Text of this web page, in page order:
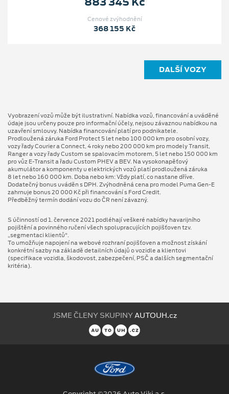
Cenové zvýhodnění
368 155 Kč
DALŠÍ VOZY
Vyobrazení vozů může být ilustrativní. Nabídka vozů, financování a uváděné
údaje jsou určeny pouze pro informační účely, nejsou závaznou nabídkou na
uzavření smlouvy. Nabídka financování platí pro podnikatele.
Prodloužená záruka Ford Protect 5 let nebo 100 000 km pro osobní vozy,
vozy řady Courier a Connect, 4 roky nebo 200 000 km pro modely Transit,
Ranger a vozy řady Custom se spalovacím motorem, 5 let nebo 150 000 km
pro vůz E-Transit a řadu Custom PHEV a BEV. Na vysokonapěťový
akumulátor a komponenty u elektrických vozů platí prodloužená záruka
8 let nebo 160 000 km. Doba nebo km: Vždy platí, co nastane dříve.
Dodatečný bonus uváděn s DPH. Zvýhodněná cena pro model Puma Gen⁠-⁠E
zahrnuje bonus 20 000 Kč při financování s Ford Credit.
Předběžný termín dodání vozu do ČR není závazný.
S účinností od 1. července 2021 podléhají veškeré nabídky havarijního
pojištění a povinného ručení všech spolupracujících pojišťoven tzv.
„segmentaci klientů“.
To umožňuje napojení na webové rozhraní pojišťoven a možnost získání
konkrétní sazby na základě detailních údajů o vozidle a klientovi
(specifikace vozidla, škodovost, zabezpečení, PSČ a dalších segmentační
kritéria).
JSME ČLENY SKUPINYAUTOUH.cz